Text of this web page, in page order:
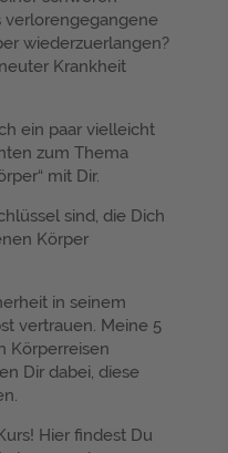
verlorengegangene
wiederzuerlangen?
Krankheit
ein paar vielleicht
zum Thema
mit Dir.
sind, die Dich
Körper
in seinem
vertrauen. Meine 5
Körperreisen
Dir dabei, diese
Hier findest Du